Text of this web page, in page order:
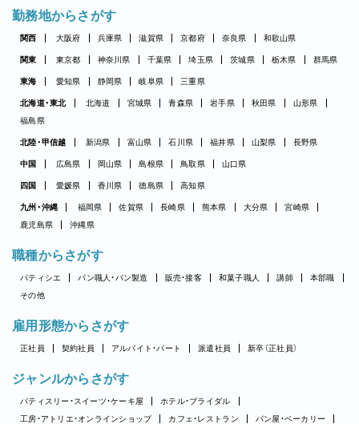
勤務地からさがす
関西 大阪府 兵庫県 滋賀県 京都府 奈良県 和歌山県
関東 東京都 神奈川県 千葉県 埼玉県 茨城県 栃木県 群馬県
東海 愛知県 静岡県 岐阜県 三重県
北海道・東北 北海道 宮城県 青森県 岩手県 秋田県
山形県
福島県
北陸・甲信越 新潟県 富山県 石川県 福井県 山梨県 長野県
中国 広島県 岡山県 島根県 鳥取県 山口県
四国 愛媛県 香川県 徳島県 高知県
九州・沖縄 福岡県 佐賀県 長崎県 熊本県 大分県
宮崎県
鹿児島県
沖縄県
職種からさがす
パティシエ パン職人・パン製造 販売・接客 和菓子職人 講師
本部職
その他
雇用形態からさがす
正社員 契約社員 アルバイト・パート 派遣社員 新卒（正社員）
ジャンルからさがす
パティスリー・スイーツ・ケーキ屋
ホテル・ブライダル
工房・アトリエ・オンラインショップ
カフェ・レストラン
パン屋・ベーカリー